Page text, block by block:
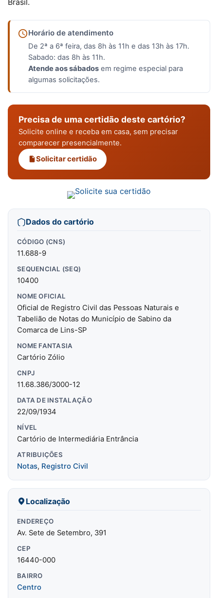
Horário de atendimento
De 2ª a 6ª feira, das 8h às 11h e das 13h às 17h.
Sabado: das 8h às 11h.
Atende aos sábados em regime especial para
algumas solicitações.
Precisa de uma certidão deste cartório?
Solicite online e receba em casa, sem precisar
comparecer presencialmente.
Solicitar certidão
Dados do cartório
CÓDIGO (CNS)
11.688-9
SEQUENCIAL (SEQ)
10400
NOME OFICIAL
Oficial de Registro Civil das Pessoas Naturais e
Tabelião de Notas do Município de Sabino da
Comarca de Lins-SP
NOME FANTASIA
Cartório Zólio
CNPJ
11.68.386/3000-12
DATA DE INSTALAÇÃO
22/09/1934
NÍVEL
Cartório de Intermediária Entrância
ATRIBUIÇÕES
Notas, Registro Civil
Localização
ENDEREÇO
Av. Sete de Setembro, 391
CEP
16440-000
BAIRRO
Centro